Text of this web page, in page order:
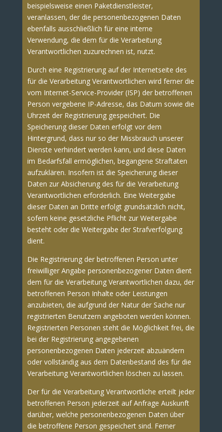
beispielsweise einen Paketdienstleister,
veranlassen, der die personenbezogenen Daten
ebenfalls ausschließlich für eine interne
Verwendung, die dem für die Verarbeitung
Verantwortlichen zuzurechnen ist, nutzt.
Durch eine Registrierung auf der Internetseite des
für die Verarbeitung Verantwortlichen wird ferner die
vom Internet-Service-Provider (ISP) der betroffenen
Person vergebene IP-Adresse, das Datum sowie die
Uhrzeit der Registrierung gespeichert. Die
Speicherung dieser Daten erfolgt vor dem
Hintergrund, dass nur so der Missbrauch unserer
Dienste verhindert werden kann, und diese Daten
im Bedarfsfall ermöglichen, begangene Straftaten
aufzuklären. Insofern ist die Speicherung dieser
Daten zur Absicherung des für die Verarbeitung
Verantwortlichen erforderlich. Eine Weitergabe
dieser Daten an Dritte erfolgt grundsätzlich nicht,
sofern keine gesetzliche Pflicht zur Weitergabe
besteht oder die Weitergabe der Strafverfolgung
dient.
Die Registrierung der betroffenen Person unter
freiwilliger Angabe personenbezogener Daten dient
dem für die Verarbeitung Verantwortlichen dazu, der
betroffenen Person Inhalte oder Leistungen
anzubieten, die aufgrund der Natur der Sache nur
registrierten Benutzern angeboten werden können.
Registrierten Personen steht die Möglichkeit frei, die
bei der Registrierung angegebenen
personenbezogenen Daten jederzeit abzuändern
oder vollständig aus dem Datenbestand des für die
Verarbeitung Verantwortlichen löschen zu lassen.
Der für die Verarbeitung Verantwortliche erteilt jeder
betroffenen Person jederzeit auf Anfrage Auskunft
darüber, welche personenbezogenen Daten über
die betroffene Person gespeichert sind. Ferner